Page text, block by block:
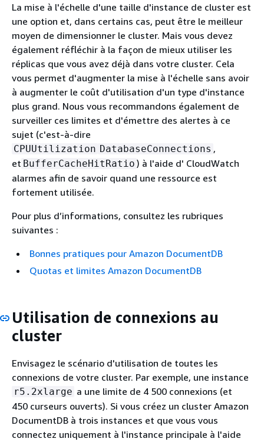
La mise à l'échelle d'une taille d'instance de cluster est
une option et, dans certains cas, peut être le meilleur
moyen de dimensionner le cluster. Mais vous devez
également réfléchir à la façon de mieux utiliser les
réplicas que vous avez déjà dans votre cluster. Cela
vous permet d'augmenter la mise à l'échelle sans avoir
à augmenter le coût d'utilisation d'un type d'instance
plus grand. Nous vous recommandons également de
surveiller ces limites et d'émettre des alertes à ce
sujet (c'est-à-dire
CPUUtilization DatabaseConnections ,
et BufferCacheHitRatio ) à l'aide d' CloudWatch
alarmes afin de savoir quand une ressource est
fortement utilisée.
Pour plus d’informations, consultez les rubriques
suivantes :
Bonnes pratiques pour Amazon DocumentDB
Quotas et limites Amazon DocumentDB
Utilisation de connexions au
cluster
Envisagez le scénario d'utilisation de toutes les
connexions de votre cluster. Par exemple, une instance
r5.2xlarge a une limite de 4 500 connexions (et
450 curseurs ouverts). Si vous créez un cluster Amazon
DocumentDB à trois instances et que vous vous
connectez uniquement à l'instance principale à l'aide